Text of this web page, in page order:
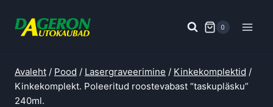
0
Avaleht / Pood / Lasergraveerimine / Kinkekomplektid /
Kinkekomplekt. Poleeritud roostevabast “taskupläsku”
240ml.